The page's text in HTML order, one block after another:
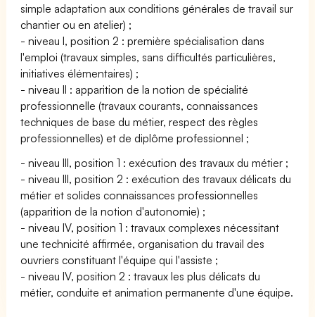
simple adaptation aux conditions générales de travail sur
chantier ou en atelier) ;
- niveau I, position 2 : première spécialisation dans
l'emploi (travaux simples, sans difficultés particulières,
initiatives élémentaires) ;
- niveau II : apparition de la notion de spécialité
professionnelle (travaux courants, connaissances
techniques de base du métier, respect des règles
professionnelles) et de diplôme professionnel ;
- niveau III, position 1 : exécution des travaux du métier ;
- niveau III, position 2 : exécution des travaux délicats du
métier et solides connaissances professionnelles
(apparition de la notion d'autonomie) ;
- niveau IV, position 1 : travaux complexes nécessitant
une technicité affirmée, organisation du travail des
ouvriers constituant l'équipe qui l'assiste ;
- niveau IV, position 2 : travaux les plus délicats du
métier, conduite et animation permanente d'une équipe.